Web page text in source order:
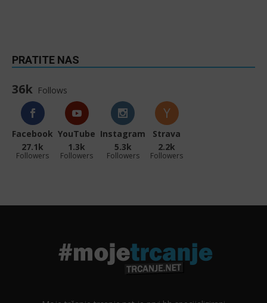
PRATITE NAS
36k Follows
Facebook
27.1k
Followers
YouTube
1.3k
Followers
Instagram
5.3k
Followers
Strava
2.2k
Followers